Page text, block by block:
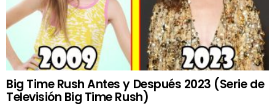
Big Time Rush Antes y Después 2023 (Serie de
Televisión Big Time Rush)